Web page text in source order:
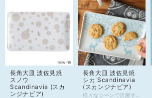
長角大皿 波佐見焼
スノウ
Scandinavia (スカ
ンジナビア)
長角大皿 波佐見焼
シカ Scandinavia
(スカンジナビア)